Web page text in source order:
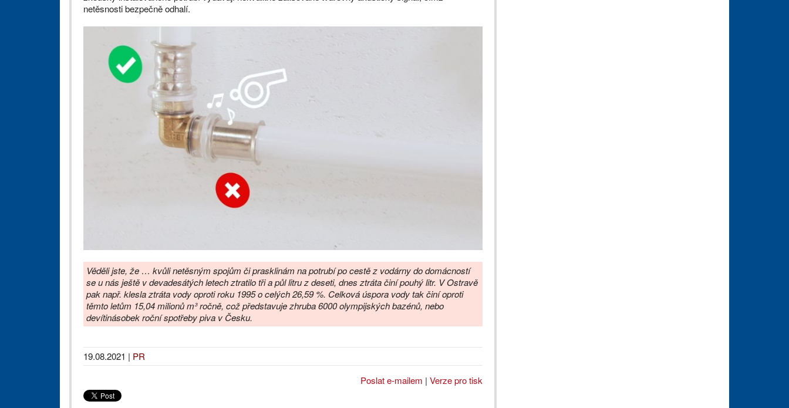
netěsnosti bezpečně odhalí.
Věděli jste, že … kvůli netěsným spojům či prasklinám na potrubí po cestě z vodárny do domácností
se u nás ještě v devadesátých letech ztratilo tři a půl litru z deseti, dnes ztráta činí pouhý litr. V Ostravě
pak např. klesla ztráta vody oproti roku 1995 o celých 26,59 %. Celková úspora vody tak činí oproti
těmto letům 15,04 milionů m³ ročně, což představuje zhruba 6000 olympijských bazénů, nebo
devítinásobek roční spotřeby piva v Česku.
19.08.2021 | PR
Poslat e-mailem | Verze pro tisk